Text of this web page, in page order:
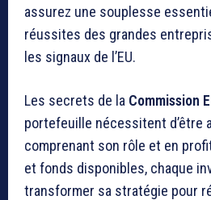
assurez une souplesse
réussites des grandes
les signaux de l’EU.
Les secrets de la Commission
portefeuille nécessitent d’être
comprenant son rôle et en
et fonds disponibles, chaque
transformer sa stratégie pour